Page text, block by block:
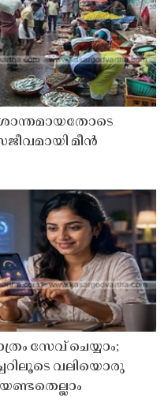
ശാന്തമായതോടെ
മീൻ
സേവ് ചെയ്യാം;
വലിയൊരു